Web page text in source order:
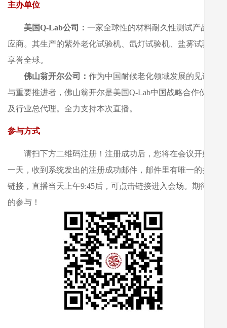
主办单位
美国Q-Lab公司： 一家全球性的材料耐久性测试产品供
应商。其生产的紫外老化试验机、氙灯试验机、盐雾试验机
享誉全球。
佛山翁开尔公司： 作为中国耐候老化领域发展的见证者
与重要推进者，佛山翁开尔是美国Q-Lab中国战略合作伙伴
及行业总代理。全力支持本次直播。
参与方式
请扫下方二维码注册！注册成功后，您将在会议开始前
一天，收到系统发出的注册成功邮件，邮件里有唯一的参会
链接，直播当天上午9:45后，可点击链接进入会场。期待您
的参与！